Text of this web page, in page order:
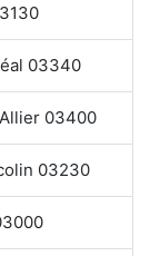
03340
03400
03230